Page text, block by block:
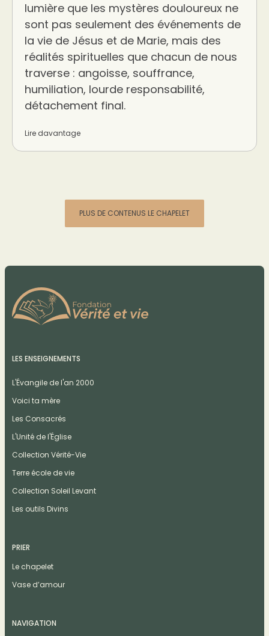
lumière que les mystères douloureux ne
sont pas seulement des événements de
la vie de Jésus et de Marie, mais des
réalités spirituelles que chacun de nous
traverse : angoisse, souffrance,
humiliation, lourde responsabilité,
détachement final.
Lire davantage
PLUS DE CONTENUS LE CHAPELET
LES ENSEIGNEMENTS
L'Évangile de l'an 2000
Voici ta mère
Les Consacrés
L'Unité de l'Église
Collection Vérité-Vie
Terre école de vie
Collection Soleil Levant
Les outils Divins
PRIER
Le chapelet
Vase d’amour
NAVIGATION